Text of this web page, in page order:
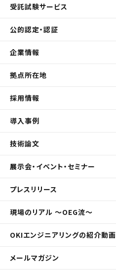
受託試験サービス
公的認定・認証
企業情報
拠点所在地
採用情報
導入事例
技術論文
展示会・イベント・セミナー
プレスリリース
現場のリアル ～OEG流～
OKIエンジニアリングの紹介動画
メールマガジン